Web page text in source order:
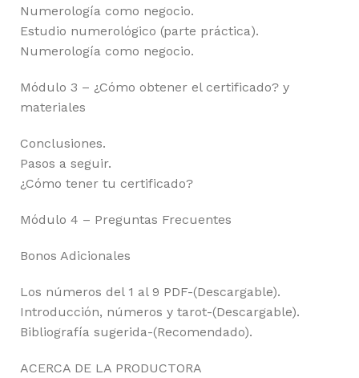
Numerología como negocio.
Estudio numerológico (parte práctica).
Numerología como negocio.
Módulo 3 – ¿Cómo obtener el certificado? y
materiales
Conclusiones.
Pasos a seguir.
¿Cómo tener tu certificado?
Módulo 4 – Preguntas Frecuentes
Bonos Adicionales
Los números del 1 al 9 PDF-(Descargable).
Introducción, números y tarot-(Descargable).
Bibliografía sugerida-(Recomendado).
ACERCA DE LA PRODUCTORA